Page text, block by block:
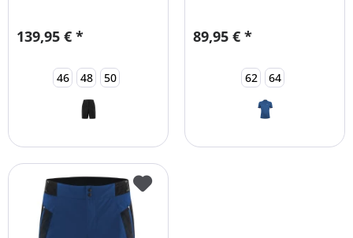
139,95 € *
46 48 50
89,95 € *
62 64